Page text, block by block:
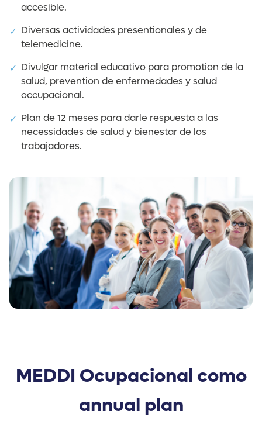
accesible.
Diversas actividades presentionales y de
telemedicine.
Divulgar material educativo para promotion de la
salud, prevention de enfermedades y salud
occupacional.
Plan de 12 meses para darle respuesta a las
necessidades de salud y bienestar de los
trabajadores.
MEDDI Ocupacional como
annual plan